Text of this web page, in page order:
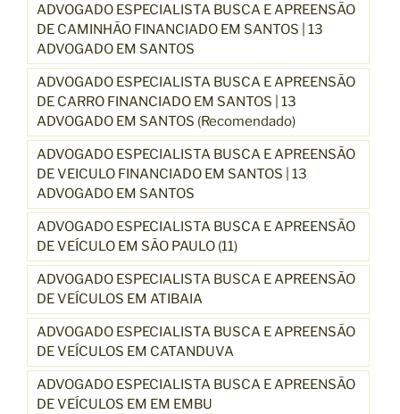
ADVOGADO ESPECIALISTA BUSCA E APREENSÃO
DE CAMINHÃO FINANCIADO EM SANTOS | 13
ADVOGADO EM SANTOS
ADVOGADO ESPECIALISTA BUSCA E APREENSÃO
DE CARRO FINANCIADO EM SANTOS | 13
ADVOGADO EM SANTOS (Recomendado)
ADVOGADO ESPECIALISTA BUSCA E APREENSÃO
DE VEICULO FINANCIADO EM SANTOS | 13
ADVOGADO EM SANTOS
ADVOGADO ESPECIALISTA BUSCA E APREENSÃO
DE VEÍCULO EM SÃO PAULO (11)
ADVOGADO ESPECIALISTA BUSCA E APREENSÃO
DE VEÍCULOS EM ATIBAIA
ADVOGADO ESPECIALISTA BUSCA E APREENSÃO
DE VEÍCULOS EM CATANDUVA
ADVOGADO ESPECIALISTA BUSCA E APREENSÃO
DE VEÍCULOS EM EM EMBU